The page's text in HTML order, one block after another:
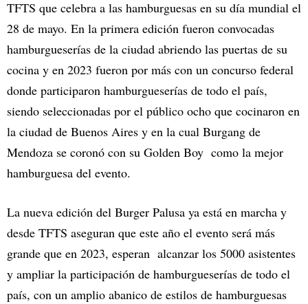
TFTS que celebra a las hamburguesas en su día mundial el
28 de mayo. En la primera edición fueron convocadas
hamburgueserías de la ciudad abriendo las puertas de su
cocina y en 2023 fueron por más con un concurso federal
donde participaron hamburgueserías de todo el país,
siendo seleccionadas por el público ocho que cocinaron en
la ciudad de Buenos Aires y en la cual Burgang de
Mendoza se coronó con su Golden Boy como la mejor
hamburguesa del evento.
La nueva edición del Burger Palusa ya está en marcha y
desde TFTS aseguran que este año el evento será más
grande que en 2023, esperan alcanzar los 5000 asistentes
y ampliar la participación de hamburgueserías de todo el
país, con un amplio abanico de estilos de hamburguesas